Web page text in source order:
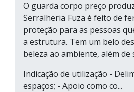
O guarda corpo preço
Serralheria Fuza é feito de
proteção para as pessoas
a estrutura. Tem um belo
beleza ao ambiente, além de
Indicação de utilização -
espaços; - Apoio como co...